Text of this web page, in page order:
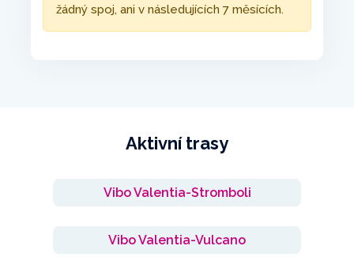
žádný spoj, ani v následujících 7 měsících.
Aktivní trasy
Vibo Valentia-Stromboli
Vibo Valentia-Vulcano